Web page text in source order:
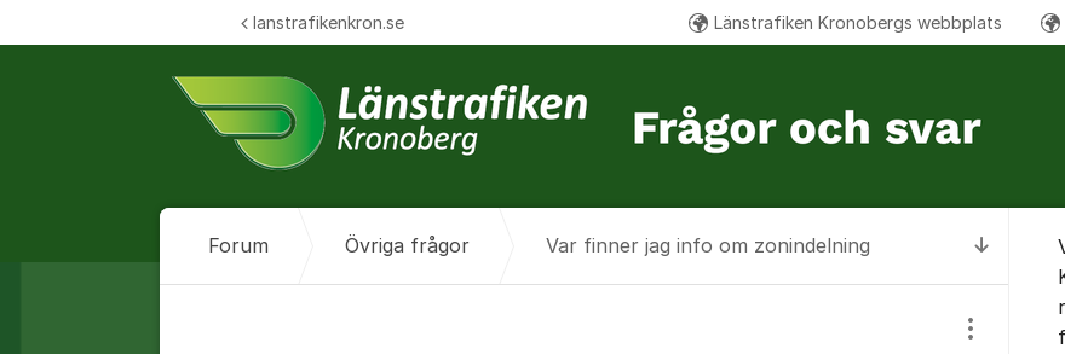
lanstrafikenkron.se Länstrafiken Kronobergs webbplats
Till
Forum Övriga frågor Var finner jag info om zonindelning
Visa/dölj